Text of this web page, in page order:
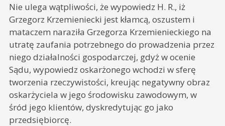
Nie ulega wątpliwości, że wypowiedz H. R., iż
Grzegorz Krzemieniecki jest kłamcą, oszustem i
mataczem naraziła Grzegorza Krzemienieckiego na
utratę zaufania potrzebnego do prowadzenia przez
niego działalności gospodarczej, gdyż w ocenie
Sądu, wypowiedz oskarżonego wchodzi w sferę
tworzenia rzeczywistości, kreując negatywny obraz
oskarżyciela w jego środowisku zawodowym, w
śród jego klientów, dyskredytując go jako
przedsiębiorcę.